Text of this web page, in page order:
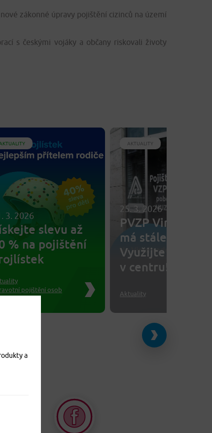
zákonné úpravy pojištění cizinců na území
s českými vojáky a občany riskovali životy
3. 2026
slevu až
% na pojištění
pojištění osob
AKTUALITY
25. 3. 2026
PVZP Vinohrady
má stále
Využijte
v centru!
Aktuality
a